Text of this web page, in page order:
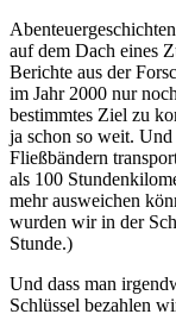
auf dem Dach eines
Berichte aus der
im Jahr 2000 nur
bestimmtes Ziel zu
ja schon so weit.
Fließbändern
als 100
mehr ausweichen
wurden wir in der
Stunde.)
Und dass man
Schlüssel bezahlen